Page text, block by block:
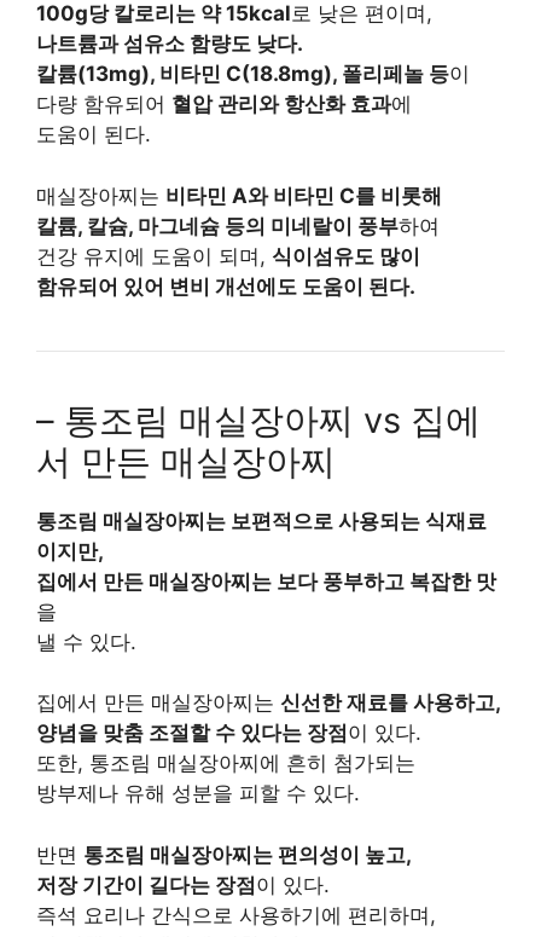
100g당 칼로리는 약 15kcal로 낮은 편이며,
나트륨과 섬유소 함량도 낮다.
칼륨(13mg), 비타민 C(18.8mg), 폴리페놀 등이
다량 함유되어 혈압 관리와 항산화 효과에
도움이 된다.
매실장아찌는 비타민 A와 비타민 C를 비롯해
칼륨, 칼슘, 마그네슘 등의 미네랄이 풍부하여
건강 유지에 도움이 되며, 식이섬유도 많이
함유되어 있어 변비 개선에도 도움이 된다.
– 통조림 매실장아찌 vs 집에
서 만든 매실장아찌
통조림 매실장아찌는 보편적으로 사용되는 식재료
이지만,
집에서 만든 매실장아찌는 보다 풍부하고 복잡한 맛
을
낼 수 있다.
집에서 만든 매실장아찌는 신선한 재료를 사용하고,
양념을 맞춤 조절할 수 있다는 장점 이 있다.
또한, 통조림 매실장아찌에 흔히 첨가되는
방부제나 유해 성분을 피할 수 있다.
반면 통조림 매실장아찌는 편의성이 높고,
저장 기간이 길다는 장점이 있다.
즉석 요리나 간식으로 사용하기에 편리하며,